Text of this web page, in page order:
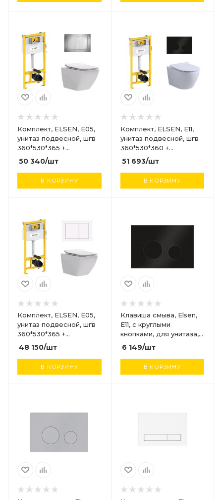
Комплект, ELSEN, E05,
унитаз подвесной, шгв
360*530*365 +
инсталляция + клавиша
смыва, цвет унитаза-
50 340/шт
В КОРЗИНУ
Комплект, ELSEN, E11,
унитаз подвесной, шгв
360*530*360 +
инсталляция + клавиша
смыва, цвет унитаза-
черный матовый
51 693/шт
В КОРЗИНУ
Комплект, ELSEN, E05,
унитаз подвесной, шгв
360*530*365 +
инсталляция + клавиша
смыва, цвет унитаза-
48 150/шт
В КОРЗИНУ
Клавиша смыва, Elsen,
E11, с круглыми
кнопками, для унитаза,
шгв 220*13*150, цвет-
черный матовый
6 149/шт
В КОРЗИНУ